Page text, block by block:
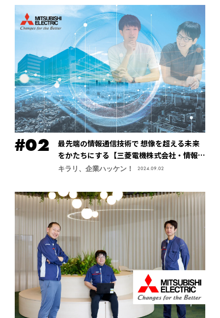
最先端の情報通信技術で 想像を超える未来
をかたちにする【三菱電機株式会社・情報技
術総合研究所】
キラリ、企業ハッケン！ 2024.09.02